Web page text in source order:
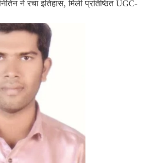
ने रचा इतिहास, मिली प्रतिष्ठित UGC-